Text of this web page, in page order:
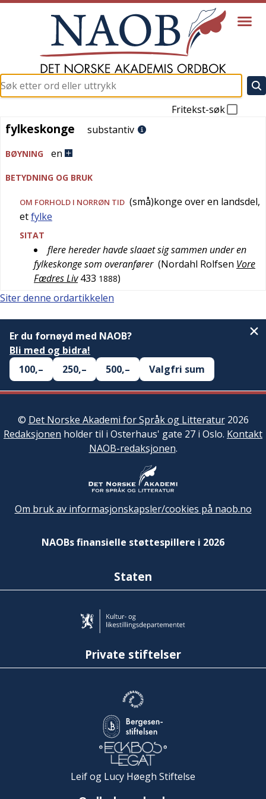
Fritekst-søk
fylkeskonge
fylkeskonge substantiv
BØYNING en
BETYDNING OG BRUK
OM FORHOLD I NORRØN TID (små)konge over en landsdel,
etfylke
SITAT
flere hereder havde slaaet sig sammen under en
fylkeskonge som overanfører (Nordahl Rolfsen Vore
Fædres Liv 433 1888)
Siter denne ordartikkelen
Er du fornøyd med NAOB?
Bli med og bidra!
100,–
250,– 500,– Valgfri sum
© Det Norske Akademi for Språk og Litteratur2026
Redaksjonen holder til i Osterhaus' gate 27 i Oslo. Kontakt
NAOB-redaksjonen.
Om bruk av informasjonskapsler/cookies på naob.no
NAOBs finansielle støttespillere i 2026
Staten
Private stiftelser
Leif og Lucy Høegh Stiftelse